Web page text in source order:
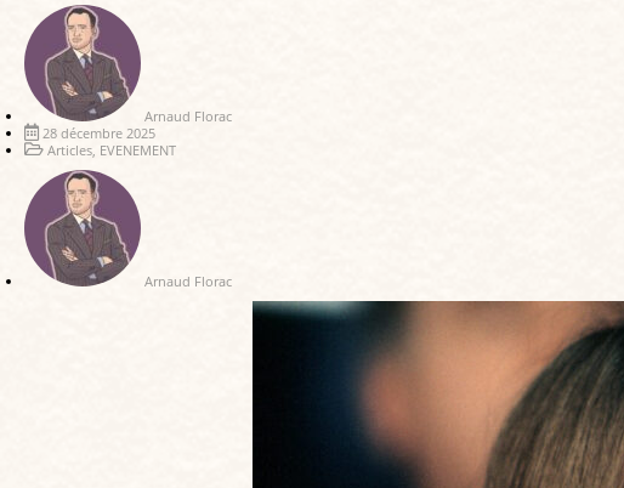
Arnaud Florac
28 décembre 2025
Articles EVENEMENT
Arnaud Florac